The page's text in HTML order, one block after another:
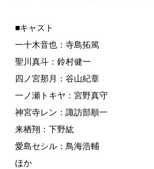
■キャスト
一十木音也：寺島拓篤
聖川真斗：鈴村健一
四ノ宮那月：谷山紀章
一ノ瀬トキヤ：宮野真守
神宮寺レン：諏訪部順一
来栖翔：下野紘
愛島セシル：鳥海浩輔
ほか